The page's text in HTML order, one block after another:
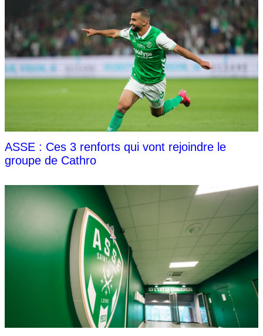
ASSE : Ces 3 renforts qui vont rejoindre le
groupe de Cathro